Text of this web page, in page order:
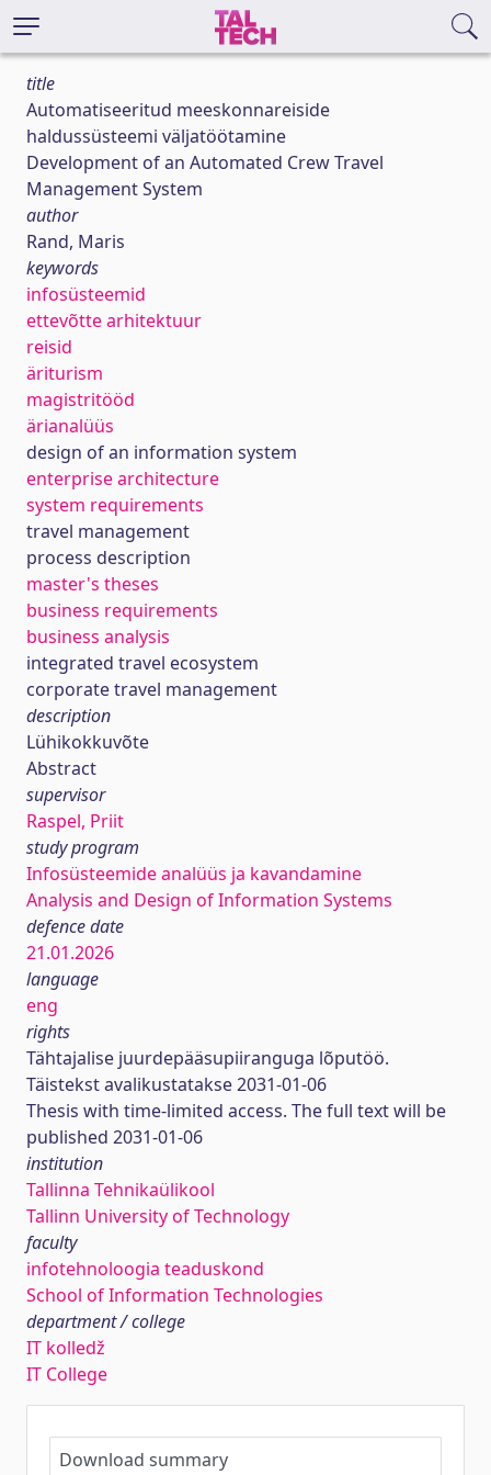
title
Automatiseeritud meeskonnareiside
haldussüsteemi väljatöötamine
Development of an Automated Crew Travel
Management System
author
Rand, Maris
keywords
infosüsteemid
ettevõtte arhitektuur
reisid
äriturism
magistritööd
ärianalüüs
design of an information system
enterprise architecture
system requirements
travel management
process description
master's theses
business requirements
business analysis
integrated travel ecosystem
corporate travel management
description
Lühikokkuvõte
Abstract
supervisor
Raspel, Priit
study program
Infosüsteemide analüüs ja kavandamine
Analysis and Design of Information Systems
defence date
21.01.2026
language
eng
rights
Tähtajalise juurdepääsupiiranguga lõputöö.
Täistekst avalikustatakse 2031-01-06
Thesis with time-limited access. The full text will be
published 2031-01-06
institution
Tallinna Tehnikaülikool
Tallinn University of Technology
faculty
infotehnoloogia teaduskond
School of Information Technologies
department / college
IT kolledž
IT College
Download summary